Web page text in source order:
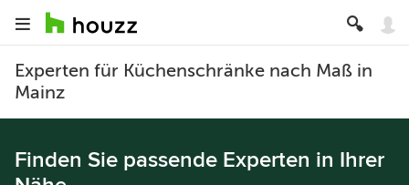
Experten für Küchenschränke nach Maß in
Mainz
Finden Sie passende Experten in Ihrer